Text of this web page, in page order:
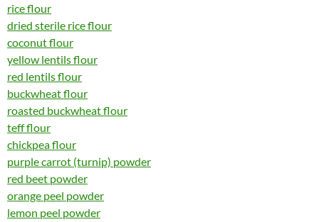
rice flour
dried sterile rice flour
coconut flour
yellow lentils flour
red lentils flour
buckwheat flour
roasted buckwheat flour
teff flour
chickpea flour
purple carrot (turnip) powder
red beet powder
orange peel powder
lemon peel powder